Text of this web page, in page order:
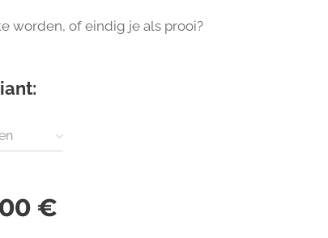
worden, of eindig je als prooi?
€